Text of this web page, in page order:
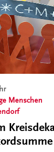
Menschen